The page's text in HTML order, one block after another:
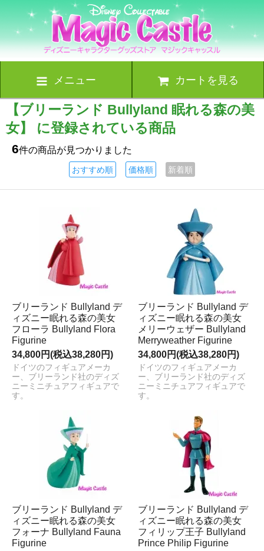
メニュー カートを見る
【ブリーランド Bullyland 眠れる森の美
女】 に登録されている商品
6件の商品が見つかりました
おすすめ順 価格順 新着順
ブリーランド Bullyland デ
ィズニー眠れる森の美女
フローラ Bullyland Flora
Figurine
34,800円(税込38,280円)
ドイツのフィギュアメーカ
ー、ブリーランド社のディズ
ニーミニチュアフィギュアで
す。
ブリーランド Bullyland デ
ィズニー眠れる森の美女
メリーウェザー Bullyland
Merryweather Figurine
34,800円(税込38,280円)
ドイツのフィギュアメーカ
ー、ブリーランド社のディズ
ニーミニチュアフィギュアで
す。
ブリーランド Bullyland デ
ィズニー眠れる森の美女
フォーナ Bullyland Fauna
Figurine
ブリーランド Bullyland デ
ィズニー眠れる森の美女
フィリップ王子 Bullyland
Prince Philip Figurine